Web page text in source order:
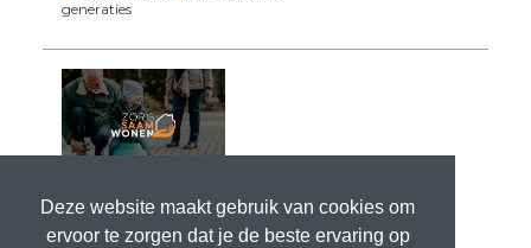
Deze website maakt gebruik van cookies om
ervoor te zorgen dat je de beste ervaring op